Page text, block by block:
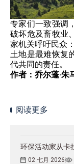
专家们一致强调
破坏危及畜牧业
家机关呼吁民众
土地是最难恢复
代共同的责任。
作者：乔尔蓬·朱
阅读更多
环保活动家从卡
02 七月 2026